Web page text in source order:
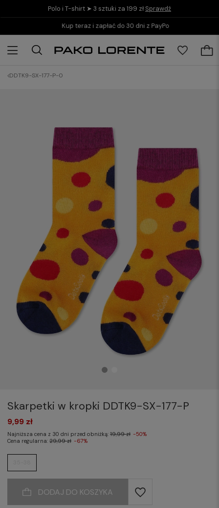
Polo i T-shirt ➤ 3 sztuki za 199 zł Sprawdź
Kup teraz i zapłać do 30 dni z PayPo
DDTK9-SX-177-P-0
Skarpetki w kropki DDTK9-SX-177-P
9,99 zł
Najniższa cena z 30 dni przed obniżką: 19,99 zł -50%
Cena regularna: 29,99 zł -67%
DODAJ DO KOSZYKA